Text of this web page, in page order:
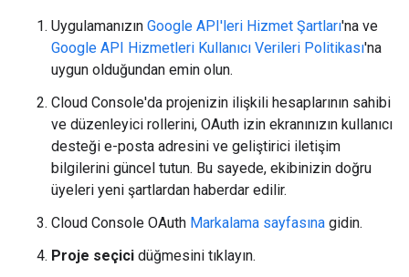
Uygulamanızın Google API'leri Hizmet Şartları'na ve
Google API Hizmetleri Kullanıcı Verileri Politikası'na
uygun olduğundan emin olun.
Cloud Console'da projenizin ilişkili hesaplarının sahibi
ve düzenleyici rollerini, OAuth izin ekranınızın kullanıcı
desteği e-posta adresini ve geliştirici iletişim
bilgilerini güncel tutun. Bu sayede, ekibinizin doğru
üyeleri yeni şartlardan haberdar edilir.
Cloud Console OAuth Markalama sayfasına gidin.
Proje seçici düğmesini tıklayın.